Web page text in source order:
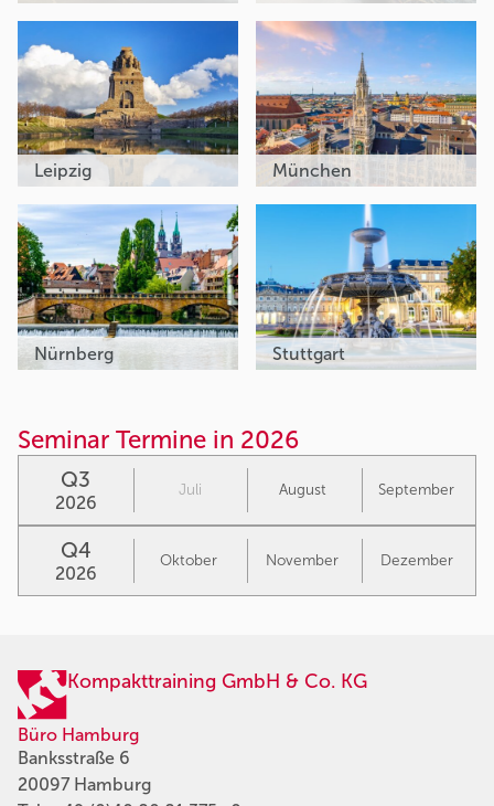
Leipzig München
Nürnberg Stuttgart
Seminar Termine in 2026
Q3
2026
Juli August September
Q4
2026
Oktober November Dezember
Kompakttraining GmbH & Co. KG
Büro Hamburg
Banksstraße 6
20097 Hamburg